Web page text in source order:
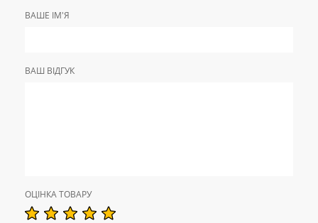
ВАШЕ ІМ'Я
ВАШ ВІДГУК
ОЦІНКА ТОВАРУ